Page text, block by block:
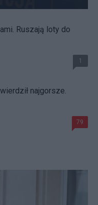
Ruszają loty do
1
najgorsze.
79